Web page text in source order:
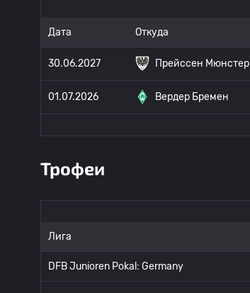
Дата Откуда
30.06.2027 Прейссен Мюнстер
01.07.2026 Вердер Бремен
Трофеи
Лига
DFB Junioren Pokal: Germany